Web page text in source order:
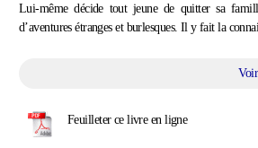
Lui-même décide tout jeune de quitter sa
d’aventures étranges et burlesques. Il y fait la
Feuilleter ce livre en ligne